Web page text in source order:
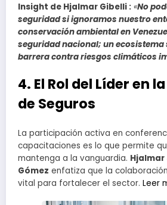
Insight de Hjalmar Gibelli : «No
seguridad si ignoramos nuestro
conservación ambiental en
seguridad nacional; un ecosistema
barrera contra riesgos climáticos
4. El Rol del Líder en
de Seguros
La participación activa en
capacitaciones es lo que permite
mantenga a la vanguardia. Hjalmar
Gómez enfatiza que la
vital para fortalecer el sector. Leer